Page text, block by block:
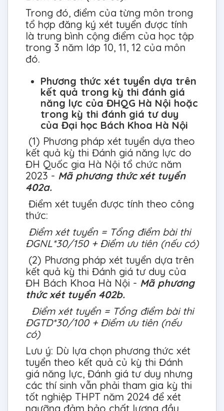
Trong đó, điểm của từng môn trong
tổ hợp đăng ký xét tuyển được tính
là trung bình cộng điểm của học tập
trong 3 năm lớp 10, 11, 12 của môn
đó.
Phương thức xét tuyển dựa trên
kết quả trong kỳ thi đánh giá
năng lực của ĐHQG Hà Nội hoặc
trong kỳ thi đánh giá tư duy
của Đại học Bách Khoa Hà Nội
(1) Phương pháp xét tuyển dựa theo
kết quả kỳ thi Đánh giá năng lực do
ĐH Quốc gia Hà Nội tổ chức năm
2023 - Mã phương thức xét tuyển
402a.
Điểm xét tuyển được tính theo công
thức:
Điểm xét tuyển = Tổng điểm bài thi
ĐGNL*30/150 + Điểm ưu tiên (nếu có)
(2) Phương pháp xét tuyển dựa trên
kết quả kỳ thi Đánh giá tư duy của
ĐH Bách Khoa Hà Nội - Mã phương
thức xét tuyển 402b.
Điểm xét tuyển = Tổng điểm bài thi
ĐGTD*30/100 + Điểm ưu tiên (nếu
có)
Lưu ý: Dù lựa chọn phương thức xét
tuyển theo kết quả củ kỳ thi Đánh
giá năng lực, Đánh giá tư duy nhưng
các thí sinh vẫn phải tham gia kỳ thi
tốt nghiệp THPT năm 2024 để xét
ngưỡng đảm bảo chất lượng đầu